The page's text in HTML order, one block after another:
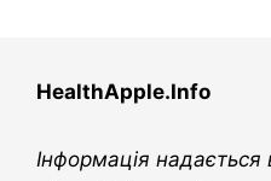
HealthApple.Info
Інформація